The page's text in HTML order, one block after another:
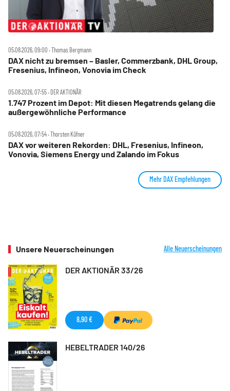
05.08.2026, 09:00 ‧ Thomas Bergmann
DAX nicht zu bremsen – Basler, Commerzbank, DHL Group,
Fresenius, Infineon, Vonovia im Check
05.08.2026, 07:55 ‧ DER AKTIONÄR
1.747 Prozent im Depot: Mit diesen Megatrends gelang die
außergewöhnliche Performance
05.08.2026, 07:54 ‧ Thorsten Küfner
DAX vor weiteren Rekorden: DHL, Fresenius, Infineon,
Vonovia, Siemens Energy und Zalando im Fokus
Mehr DAX Empfehlungen
Unsere Neuerscheinungen Alle Neuerscheinungen
DER AKTIONÄR 33/26
8,90 €
HEBELTRADER 140/26